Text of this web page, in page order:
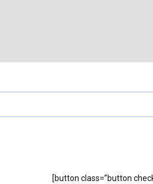
[button class=”button